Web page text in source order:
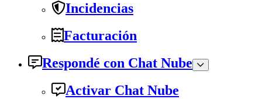
Incidencias
Facturación
Respondé con Chat Nube
Activar Chat Nube